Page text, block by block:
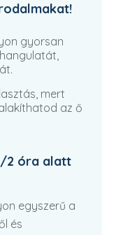
gyorsan
mert
az ő
2 óra alatt
egyszerű a
és